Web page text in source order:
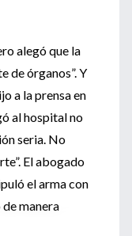
alegó que la
de órganos”. Y
a la prensa en
al hospital no
seria. No
El abogado
el arma con
manera